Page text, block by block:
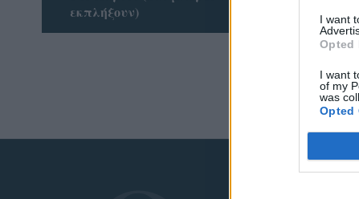
I want
Opted
I want
of my
was
Opted
εκπλήξουν)